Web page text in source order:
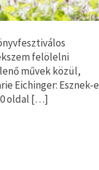
felölelni
művek közül,
Eichinger: Esznek-e
oldal […]